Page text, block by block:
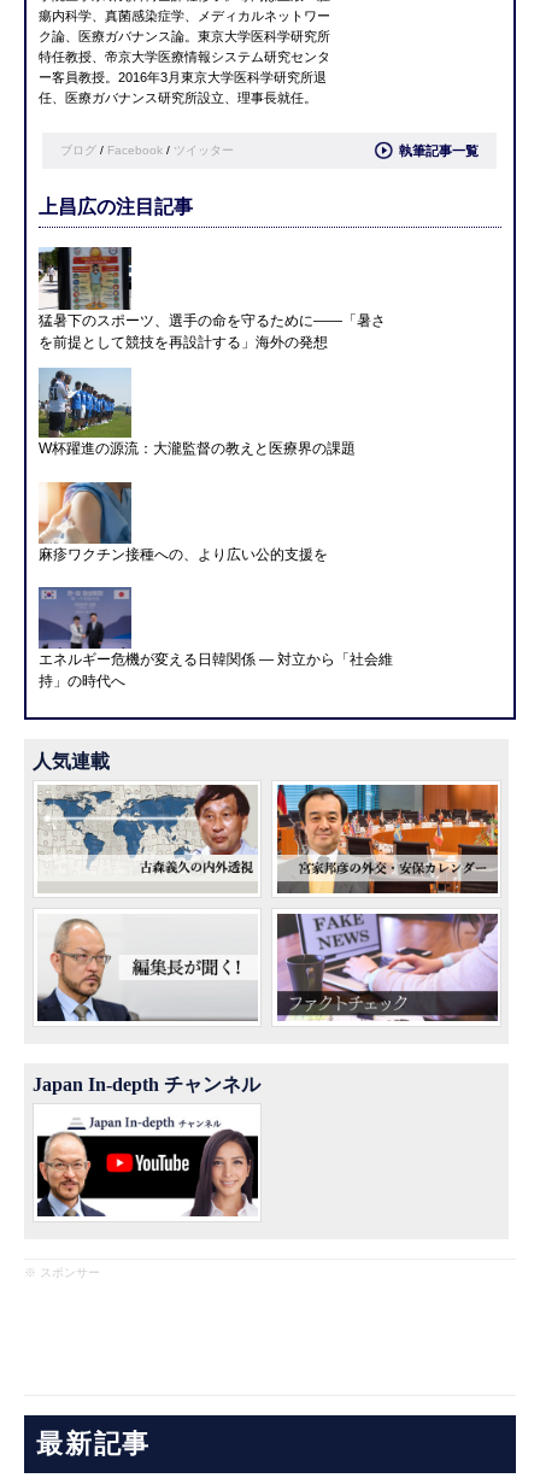
瘍内科学、真菌感染症学、メディカルネットワー
ク論、医療ガバナンス論。東京大学医科学研究所
特任教授、帝京大学医療情報システム研究センタ
ー客員教授。2016年3月東京大学医科学研究所退
任、医療ガバナンス研究所設立、理事長就任。
ブログ / Facebook / ツイッター 執筆記事一覧
上昌広の注目記事
猛暑下のスポーツ、選手の命を守るために――「暑さ
を前提として競技を再設計する」海外の発想
W杯躍進の源流：大瀧監督の教えと医療界の課題
麻疹ワクチン接種への、より広い公的支援を
エネルギー危機が変える日韓関係 ― 対立から「社会維
持」の時代へ
人気連載
Japan In-depth チャンネル
※ スポンサー
最新記事